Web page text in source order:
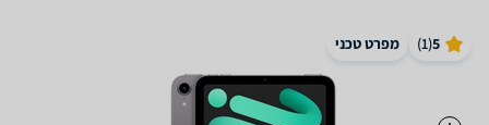
5
(
1
) מפרט טכני